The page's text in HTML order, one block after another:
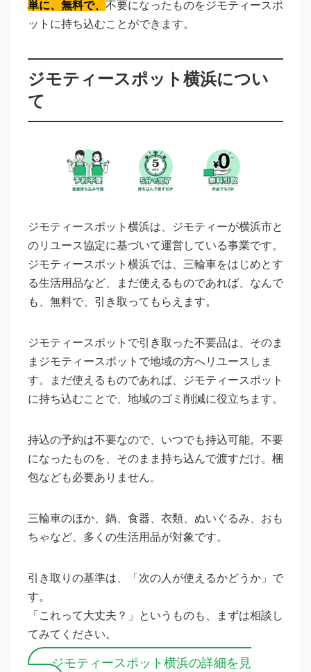
単に、無料で、 不要になったものをジモティースポ
ットに持ち込むことができます。
ジモティースポット横浜につい
て
ジモティースポット横浜は、ジモティーが横浜市と
のリユース協定に基づいて運営している事業です。
ジモティースポット横浜では、三輪車をはじめとす
る生活用品など、まだ使えるものであれば、なんで
も、無料で、引き取ってもらえます。
ジモティースポットで引き取った不要品は、そのま
まジモティースポットで地域の方へリユースしま
す。まだ使えるものであれば、ジモティースポット
に持ち込むことで、地域のゴミ削減に役立ちます。
持込の予約は不要なので、いつでも持込可能。不要
になったものを、そのまま持ち込んで渡すだけ。梱
包なども必要ありません。
三輪車のほか、鍋、食器、衣類、ぬいぐるみ、おも
ちゃなど、多くの生活用品が対象です。
引き取りの基準は、「次の人が使えるかどうか」で
す。
「これって大丈夫？」というものも、まずは相談し
てみてください。
ジモティースポット横浜の詳細を見